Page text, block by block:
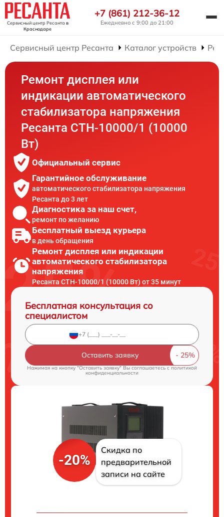
Сервисный центр Ресанта в
Краснодаре
+7 (861) 212-36-12
Ежедневно с 9:00 до 21:00
Сервисный центр Ресанта Каталог устройств
Ремонт дисплея или
индикации автоматического
стабилизатора напряжения
Ресанта СТН-10000/1 (10000
Вт)
Официальный сервис
Гарантийное обслуживание
автоматического стабилизатора напряжения
Ресанта до 3 лет
Диагностика за наш счет,
ремонт по желанию
Бесплатный выезд курьера
в день обращения
Ремонт дисплея или индикации
автоматического стабилизатора
напряжения
Ресанта СТН-10000/1 (10000 Вт) от 35 минут
Бесплатная консультация со
специалистом
Оставить заявку
Нажимая на кнопку "Оставить заявку" Вы соглашаетесь cполитикой
конфиденциальности
-20%
Скидка по
предварительной
записи на сайте